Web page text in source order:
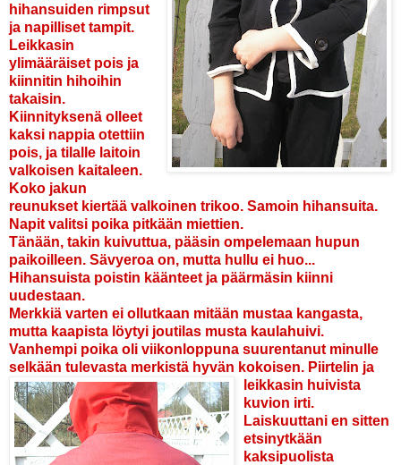
hihansuiden rimpsut
ja napilliset tampit.
Leikkasin
ylimääräiset pois ja
kiinnitin hihoihin
takaisin.
Kiinnityksenä olleet
kaksi nappia otettiin
pois, ja tilalle laitoin
valkoisen kaitaleen.
Koko jakun
reunukset kiertää valkoinen trikoo. Samoin hihansuita.
Napit valitsi poika pitkään miettien.
Tänään, takin kuivuttua, pääsin ompelemaan hupun
paikoilleen. Sävyeroa on, mutta hullu ei huo...
Hihansuista poistin käänteet ja päärmäsin kiinni
uudestaan.
Merkkiä varten ei ollutkaan mitään mustaa kangasta,
mutta kaapista löytyi joutilas musta kaulahuivi.
Vanhempi poika oli viikonloppuna suurentanut minulle
selkään tulevasta merkistä hyvän kokoisen. Piirtelin ja
leikkasin huivista
kuvion irti.
Laiskuuttani en sitten
etsinytkään
kaksipuolista